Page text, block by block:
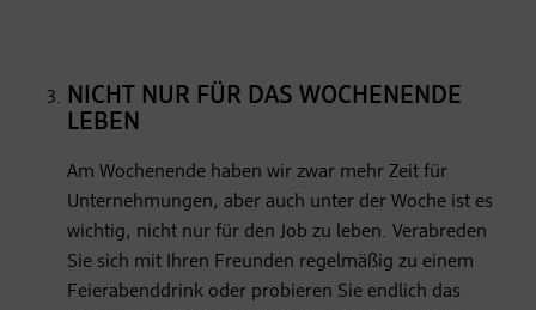
NICHT NUR FÜR DAS WOCHENENDE
LEBEN
Am Wochenende haben wir zwar mehr Zeit für
Unternehmungen, aber auch unter der Woche ist es
wichtig, nicht nur für den Job zu leben. Verabreden
Sie sich mit Ihren Freunden regelmäßig zu einem
Feierabenddrink oder probieren Sie endlich das